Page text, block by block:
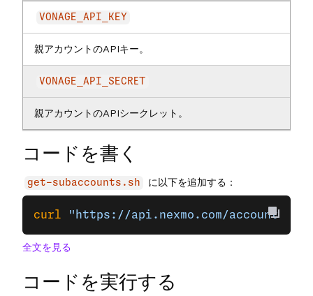
VONAGE_API_KEY
親アカウントのAPIキー。
VONAGE_API_SECRET
親アカウントのAPIシークレット。
コードを書く
get-subaccounts.sh に以下を追加する：
curl "https://api.nexmo.com/accounts/
全文を見る
コードを実行する